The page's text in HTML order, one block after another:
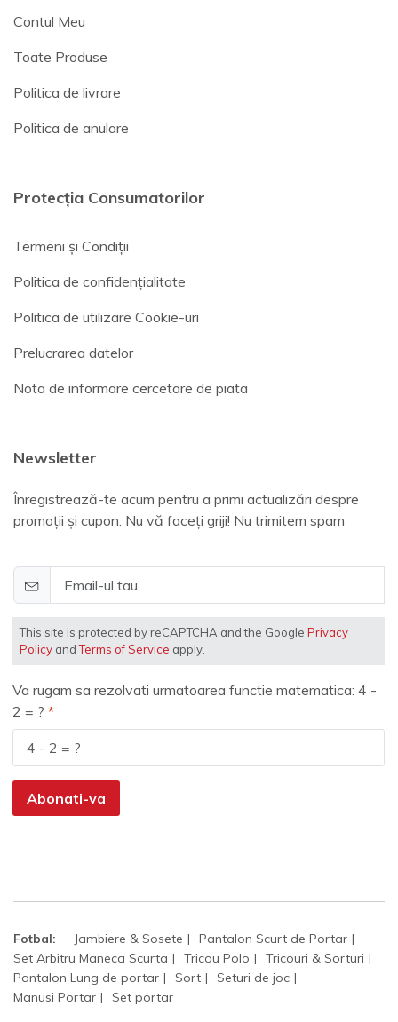
Contul Meu
Toate Produse
Politica de livrare
Politica de anulare
Protecția Consumatorilor
Termeni și Condiții
Politica de confidențialitate
Politica de utilizare Cookie-uri
Prelucrarea datelor
Nota de informare cercetare de piata
Newsletter
Înregistrează-te acum pentru a primi actualizări despre
promoții și cupon. Nu vă faceți griji! Nu trimitem spam
This site is protected by reCAPTCHA and the Google Privacy
Policy andTerms of Service apply.
Va rugam sa rezolvati urmatoarea functie matematica: 4 -
2 = ?
Abonati-va
Fotbal: Jambiere & Sosete
Pantalon Scurt de Portar
Set Arbitru Maneca Scurta
Tricou Polo
Tricouri & Sorturi
Pantalon Lung de portar
Sort
Seturi de joc
Manusi Portar
Set portar